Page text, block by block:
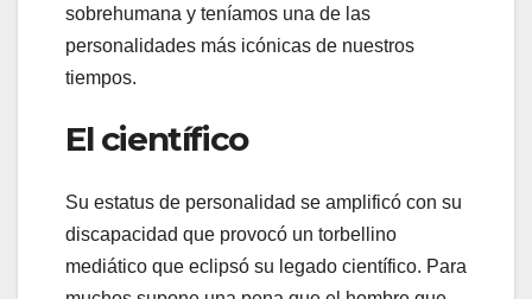
sobrehumana y teníamos una de las
personalidades más icónicas de nuestros
tiempos.
El científico
Su estatus de personalidad se amplificó con su
discapacidad que provocó un torbellino
mediático que eclipsó su legado científico. Para